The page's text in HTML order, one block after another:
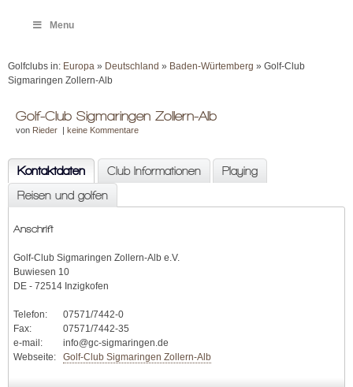
Menu
Golfclubs in: Europa » Deutschland » Baden-Würtemberg » Golf-Club
Sigmaringen Zollern-Alb
Golf-Club Sigmaringen Zollern-Alb
von Rieder | keine Kommentare
Kontaktdaten Club Informationen
Playing
Reisen und golfen
Anschrift
Golf-Club Sigmaringen Zollern-Alb e.V.
Buwiesen 10
DE - 72514 Inzigkofen
Telefon:
07571/7442-0
Fax:
07571/7442-35
e-mail:
info@gc-sigmaringen.de
Webseite:
Golf-Club Sigmaringen Zollern-Alb